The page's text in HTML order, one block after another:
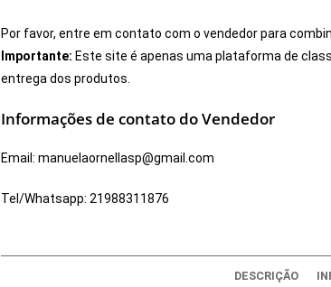
Por favor, entre em contato com o vendedor para
Importante: Este site é apenas uma plataforma de
entrega dos produtos.
Informações de contato do Vendedor
Email: manuelaornellasp@gmail.com
Tel/Whatsapp: 21988311876
DESCRIÇÃO